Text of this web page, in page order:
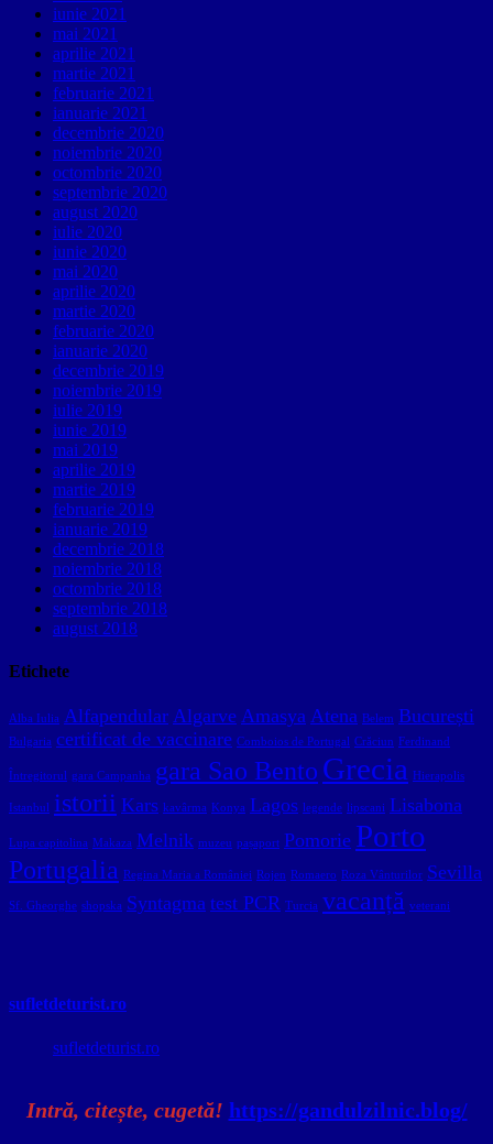
iunie 2021
mai 2021
aprilie 2021
martie 2021
februarie 2021
ianuarie 2021
decembrie 2020
noiembrie 2020
octombrie 2020
septembrie 2020
august 2020
iulie 2020
iunie 2020
mai 2020
aprilie 2020
martie 2020
februarie 2020
ianuarie 2020
decembrie 2019
noiembrie 2019
iulie 2019
iunie 2019
mai 2019
aprilie 2019
martie 2019
februarie 2019
ianuarie 2019
decembrie 2018
noiembrie 2018
octombrie 2018
septembrie 2018
august 2018
Etichete
Alba Iulia Alfapendular Algarve Amasya Atena Belem București
Bulgaria certificat de vaccinare Comboios de Portugal Crăciun Ferdinand
Întregitorul gara Campanha gara Sao Bento Grecia Hierapolis
Istanbul istorii Kars kavârma Konya Lagos legende lipscani Lisabona
Lupa capitolina Makaza Melnik muzeu pașaport Pomorie Porto
Portugalia Regina Maria a României Rojen Romaero Roza Vânturilor Sevilla
Sf. Gheorghe shopska Syntagma test PCR Turcia vacanță veterani
sufletdeturist.ro
sufletdeturist.ro
Intră, citește, cugetă! https://gandulzilnic.blog/